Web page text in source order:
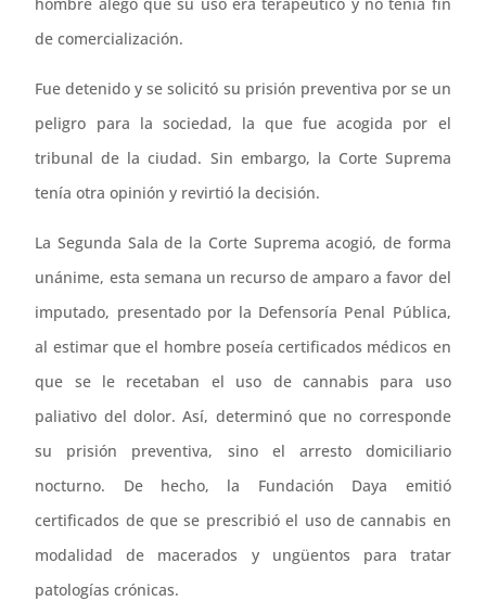
de comercialización.
Fue detenido y se solicitó su prisión preventiva por se un
peligro para la sociedad, la que fue acogida por el
tribunal de la ciudad. Sin embargo, la Corte Suprema
tenía otra opinión y revirtió la decisión.
La Segunda Sala de la Corte Suprema acogió, de forma
unánime, esta semana un recurso de amparo a favor del
imputado, presentado por la Defensoría Penal Pública,
al estimar que el hombre poseía certificados médicos en
que se le recetaban el uso de cannabis para uso
paliativo del dolor. Así, determinó que no corresponde
su prisión preventiva, sino el arresto domiciliario
nocturno. De hecho, la Fundación Daya emitió
certificados de que se prescribió el uso de cannabis en
modalidad de macerados y ungüentos para tratar
patologías crónicas.